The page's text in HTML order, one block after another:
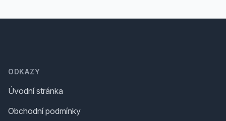
ODKAZY
Úvodní stránka
Obchodní podmínky